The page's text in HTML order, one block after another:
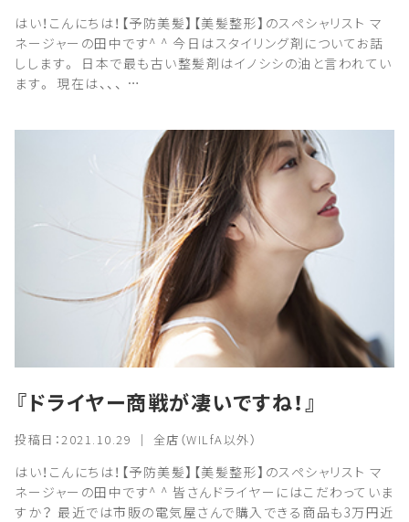
はい！こんにちは！【予防美髪】【美髪整形】のスペシャリスト マ
ネージャーの田中です^ ^ 今日はスタイリング剤についてお話
しします。 日本で最も古い整髪剤はイノシシの油と言われてい
ます。 現在は、、、 …
『ドライヤー商戦が凄いですね！』
投稿日：2021.10.29 ｜ 全店（WILfA以外）
はい！こんにちは！【予防美髪】【美髪整形】のスペシャリスト マ
ネージャーの田中です^ ^ 皆さんドライヤーにはこだわっていま
すか？ 最近では市販の電気屋さんで購入できる商品も3万円近